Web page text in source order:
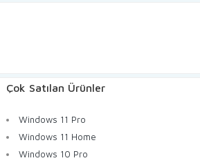
Çok Satılan Ürünler
Windows 11 Pro
Windows 11 Home
Windows 10 Pro